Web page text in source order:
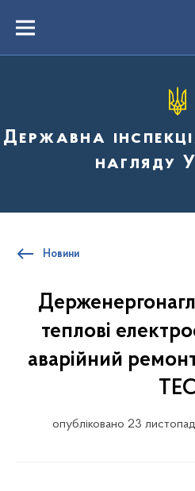
вмістуMenu
Державна
нагляду
Новини
теплові
аварійний
опубліковано 23